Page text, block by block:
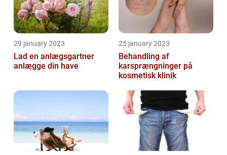
29 january 2023
Lad en anlægsgartner
anlægge din have
25 january 2023
Behandling af
karsprængninger på
kosmetisk klinik